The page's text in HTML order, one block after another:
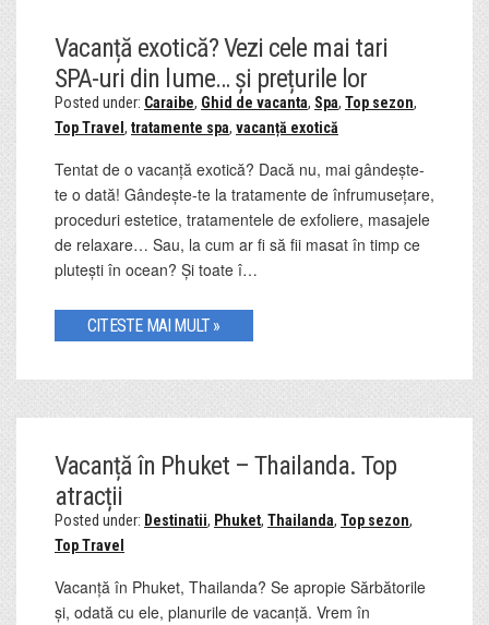
Vacanță exotică? Vezi cele mai tari
SPA-uri din lume… și prețurile lor
Posted under: Caraibe, Ghid de vacanta, Spa, Top sezon,
Top Travel , tratamente spa, vacanță exotică
Tentat de o vacanță exotică? Dacă nu, mai gândește-
te o dată! Gândește-te la tratamente de înfrumusețare,
proceduri estetice, tratamentele de exfoliere, masajele
de relaxare… Sau, la cum ar fi să fii masat în timp ce
plutești în ocean? Și toate î…
CITESTE MAI MULT »
Vacanță în Phuket – Thailanda. Top
atracții
Posted under: Destinatii, Phuket, Thailanda, Top sezon,
Top Travel
Vacanță în Phuket, Thailanda? Se apropie Sărbătorile
și, odată cu ele, planurile de vacanță. Vrem în